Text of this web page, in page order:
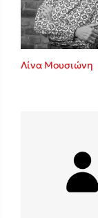
Λίνα Μουσιώνη